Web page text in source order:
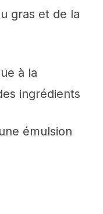
gras et de la
à la
ingrédients
émulsion